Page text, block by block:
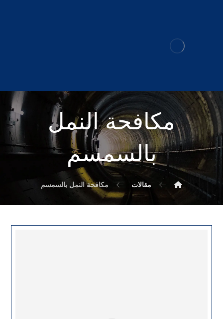
مكافحة النمل
بالسمسم
مقالات مكافحة النمل بالسمسم